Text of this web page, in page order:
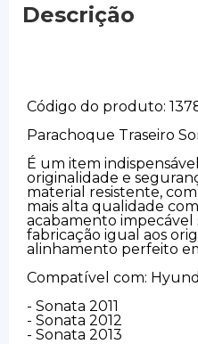
Descrição
Código do produto:
Parachoque Traseiro
É um item
originalidade e
material resistente,
mais alta qualidade
acabamento impecável
fabricação igual aos
alinhamento perfeito
Compatível com:
- Sonata 2011
- Sonata 2012
- Sonata 2013